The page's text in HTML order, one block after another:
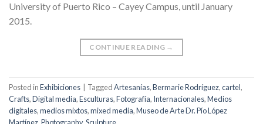
University of Puerto Rico – Cayey Campus, until January
2015.
CONTINUE READING →
Posted inExhibiciones TaggedArtesanías,Bermarie Rodríguez,cartel,
Crafts,Digital media,Esculturas,Fotografía, Internacionales,Medios
digitales,medios mixtos,mixed media,Museo de Arte Dr. Pío López